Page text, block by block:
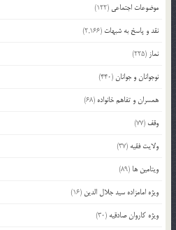
موضوعات اجتماعی (122)
نقد و پاسخ به شبهات (2,166)
نماز (225)
نوجوانان و جوانان (440)
همسران و تفاهم خانواده (68)
وقف (77)
ولایت فقیه (37)
ویتامین ها (89)
ویژه امامزاده سید جلال الدین (16)
ویژه کاروان صادقیه (30)